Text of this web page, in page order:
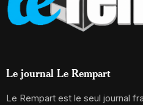
Le journal Le Rempart
Le Rempart est le seul journal